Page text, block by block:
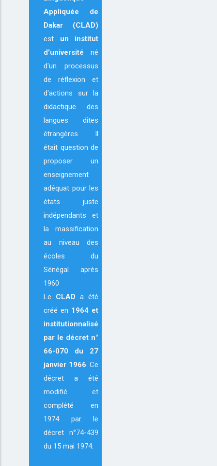
Appliquée de
Dakar (CLAD)
est un institut
d'université né
d'un processus
de réflexion et
d'actions sur la
didactique des
langues dites
étrangères. Il
était question de
proposer un
enseignement
adéquat pour les
états juste
indépendants et
la massification
au niveau des
écoles du
Sénégal après
1960
Le CLAD a été
créé en 1964 et
institutionnalisé
par le décret n°
66-070 du 27
janvier 1966. Ce
décret a été
modifié et
complété en
1974 par le
décret n°74-439
du 15 mai 1974.